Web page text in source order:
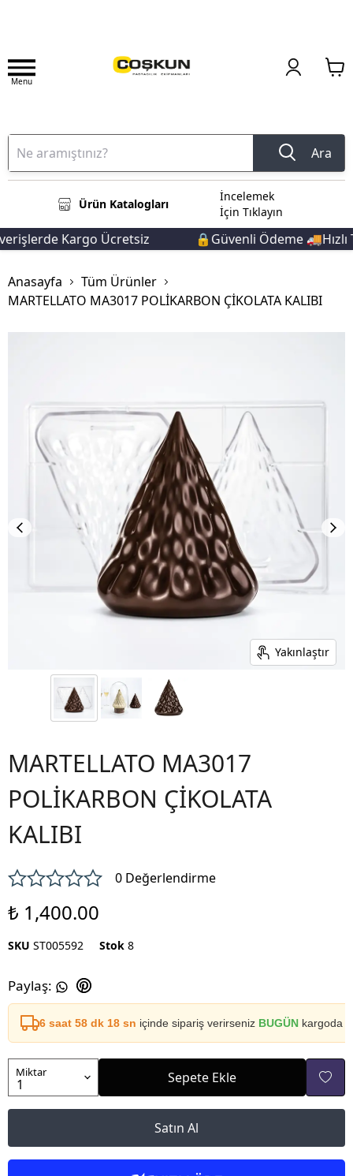
Menu
Ara
Ürün Katalogları
İncelemek
İçin Tıklayın
Kargo Ücretsiz 🔒Güvenli Ödeme 🚚Hızlı
Anasayfa
Tüm Ürünler
MARTELLATO MA3017 POLİKARBON ÇİKOLATA KALIBI
Yakınlaştır
MARTELLATO MA3017
POLİKARBON ÇİKOLATA
KALIBI
0 Değerlendirme
₺ 1,400.00
SKU ST005592 Stok 8
Paylaş:
6 saat 58 dk 17 sn içinde sipariş verirseniz BUGÜN kargoda
Miktar Sepete Ekle
Satın Al